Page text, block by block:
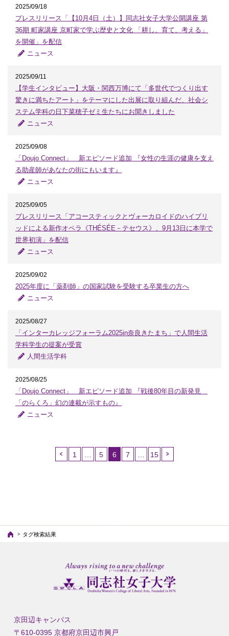
2025/09/18
プレスリリース「【10月4日（土）】同志社女子大学公開講座 第
36期 町家講座 京町家で学ぶ歴史と文化 「耕し、育て、考える」
を開催」を配信
ニュース
2025/09/11
【学生インタビュー】大阪・関西万博にて「多世代でつくり出す
驚きに満ちたアート」をテーマにした出展に取り組んだ、社会シ
ステム学科の日下菜穂子ゼミ生たちにお聞きしました
ニュース
2025/09/08
「Doujo Connect」 新エピソード追加 『女性の生涯の健康を支え
る助産師があなたの街にもいます』
ニュース
2025/09/05
プレスリリース「アコースティックとヴォーカロイドのハイブリ
ッドによる新作オペラ《THÉSÉE－テセウス》、9月13日に本学で
世界初演」を配信
ニュース
2025/09/02
2025年度に「薬剤師」の国家試験を受験する卒業生の方へ
ニュース
2025/08/27
「インターカレッジフォーラム2025in奈良きたまち」で人間生活
学科学生の提案が受賞
人間生活学科
2025/08/25
「Doujo Connect」 新エピソード追加 『戦後80年目の新発見
「のらくろ」幻の連載が示すもの』
ニュース
1 5
6
ジ）
7 15
タグ検索結果
京田辺キャンパス
〒610-0395 京都府京田辺市興戸